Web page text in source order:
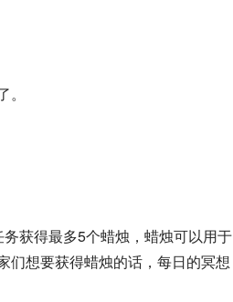
获得最多5个蜡烛，蜡烛可以用于
们想要获得蜡烛的话，每日的冥想